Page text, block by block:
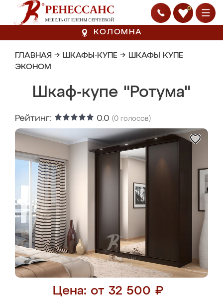
0
КОЛОМНА
ГЛАВНАЯ → ШКАФЫ-КУПЕ → ШКАФЫ КУПЕ
ЭКОНОМ
Шкаф-купе "Ротума"
Рейтинг: 0.0 (0 голосов)
Цена: от 32 500 ₽